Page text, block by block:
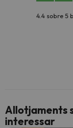
4.4 sobre 5
Allotjaments
interessar